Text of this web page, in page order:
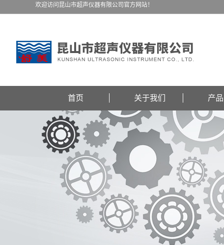
欢迎访问昆山市超声仪器有限公司官方网站！
首页 关于我们 产